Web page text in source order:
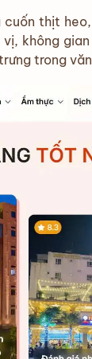
cuốn thịt
không
trong